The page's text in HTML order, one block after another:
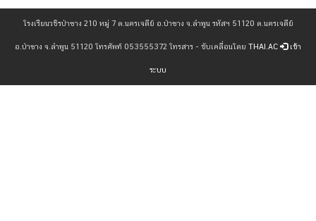
โรงเรียนวชิรป่าซาง 210 หมู่ 7 ต.นครเจดีย์ อ.ป่าซาง จ.ลำพูน รหัสฯ 51120 ต.นครเจดีย์
อ.ป่าซาง จ.ลำพูน 51120 โทรศัพท์ 053555372 โทรสาร - ขับเคลื่อนโดย THAI.AC เข้า
ระบบ